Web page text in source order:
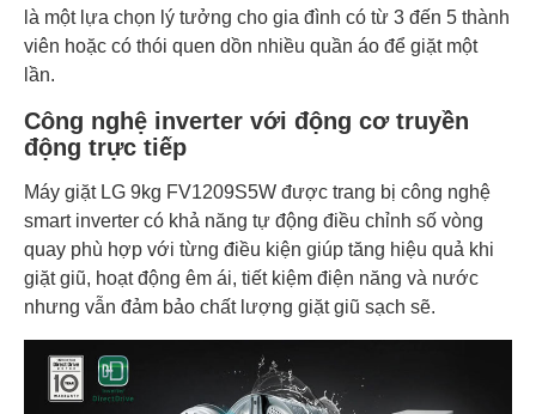
là một lựa chọn lý tưởng cho gia đình có từ 3 đến 5 thành
viên hoặc có thói quen dồn nhiều quần áo để giặt một
lần.
Công nghệ inverter với động cơ truyền
động trực tiếp
Máy giặt LG 9kg FV1209S5W được trang bị công nghệ
smart inverter có khả năng tự động điều chỉnh số vòng
quay phù hợp với từng điều kiện giúp tăng hiệu quả khi
giặt giũ, hoạt động êm ái, tiết kiệm điện năng và nước
nhưng vẫn đảm bảo chất lượng giặt giũ sạch sẽ.